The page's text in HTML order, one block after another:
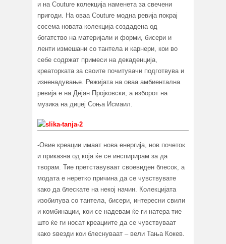
и на Couture колекција наменета за свечени
пригоди. На оваа Couture модна ревија покрај
сосема новата колекција создадена од
богатство на материјали и форми, бисери и
ленти измешани со тантела и карнери, кои во
себе содржат примеси на декаденција,
креаторката за своите почитувачи подготвува и
изненадување. Режијата на оваа амбиентална
ревија е на Дејан Пројковски, а изборот на
музика на диџеј Соња Исмаил.
-Овие креации имаат нова енергија, нов почеток
и приказна од која ќе се инспирирам за да
творам. Тие претставуваат своевиден блесок, а
модата е неретко причина да се чувствувате
како да блескате на некој начин. Колекцијата
изобилува со тантела, бисери, интересни свили
и комбинации, кои се надевам ќе ги натера тие
што ќе ги носат креациите да се чувствуваат
како ѕвезди кои блеснуваат – вели Тања Кокев.